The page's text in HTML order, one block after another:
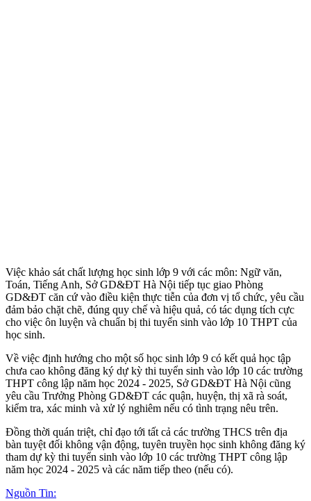
Việc khảo sát chất lượng học sinh lớp 9 với các môn: Ngữ văn,
Toán, Tiếng Anh, Sở GD&ĐT Hà Nội tiếp tục giao Phòng
GD&ĐT căn cứ vào điều kiện thực tiễn của đơn vị tổ chức, yêu cầu
đảm bảo chặt chẽ, đúng quy chế và hiệu quả, có tác dụng tích cực
cho việc ôn luyện và chuẩn bị thi tuyển sinh vào lớp 10 THPT của
học sinh.
Về việc định hướng cho một số học sinh lớp 9 có kết quả học tập
chưa cao không đăng ký dự kỳ thi tuyển sinh vào lớp 10 các trường
THPT công lập năm học 2024 - 2025, Sở GD&ĐT Hà Nội cũng
yêu cầu Trưởng Phòng GD&ĐT các quận, huyện, thị xã rà soát,
kiểm tra, xác minh và xử lý nghiêm nếu có tình trạng nêu trên.
Đồng thời quán triệt, chỉ đạo tới tất cả các trường THCS trên địa
bàn tuyệt đối không vận động, tuyên truyền học sinh không đăng ký
tham dự kỳ thi tuyển sinh vào lớp 10 các trường THPT công lập
năm học 2024 - 2025 và các năm tiếp theo (nếu có).
Nguồn Tin: